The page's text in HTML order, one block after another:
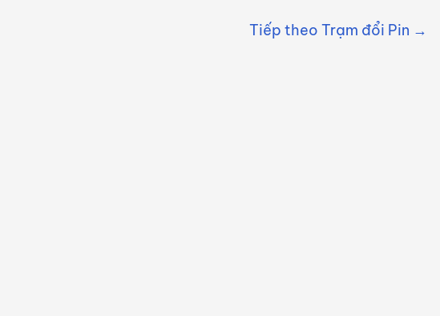
Tiếp theo Trạm đổi Pin →